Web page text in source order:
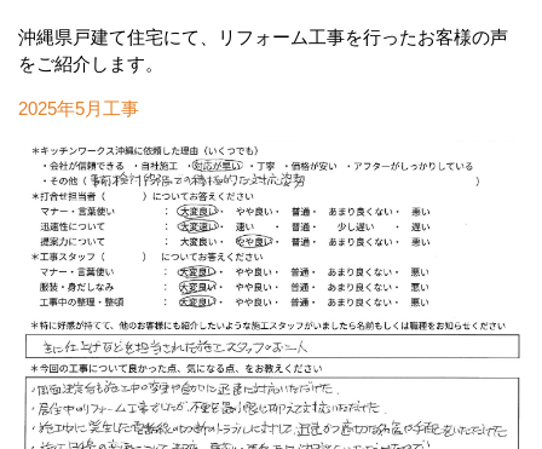
沖縄県戸建て住宅にて、リフォーム工事を行ったお客様の声
をご紹介します。
2025年5月工事